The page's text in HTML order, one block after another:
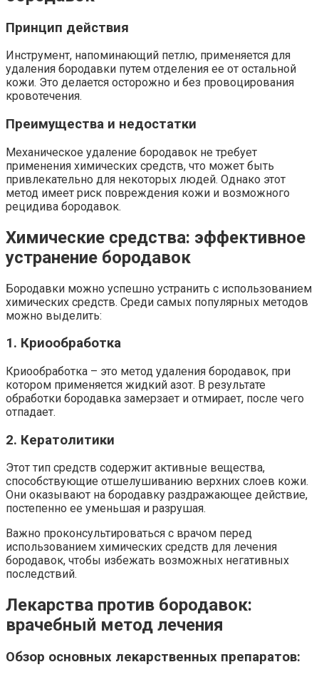
Принцип действия
Инструмент, напоминающий петлю, применяется для
удаления бородавки путем отделения ее от остальной
кожи. Это делается осторожно и без провоцирования
кровотечения.
Преимущества и недостатки
Механическое удаление бородавок не требует
применения химических средств, что может быть
привлекательно для некоторых людей. Однако этот
метод имеет риск повреждения кожи и возможного
рецидива бородавок.
Химические средства: эффективное
устранение бородавок
Бородавки можно успешно устранить с использованием
химических средств. Среди самых популярных методов
можно выделить:
1. Криообработка
Криообработка – это метод удаления бородавок, при
котором применяется жидкий азот. В результате
обработки бородавка замерзает и отмирает, после чего
отпадает.
2. Кератолитики
Этот тип средств содержит активные вещества,
способствующие отшелушиванию верхних слоев кожи.
Они оказывают на бородавку раздражающее действие,
постепенно ее уменьшая и разрушая.
Важно проконсультироваться с врачом перед
использованием химических средств для лечения
бородавок, чтобы избежать возможных негативных
последствий.
Лекарства против бородавок:
врачебный метод лечения
Обзор основных лекарственных препаратов: